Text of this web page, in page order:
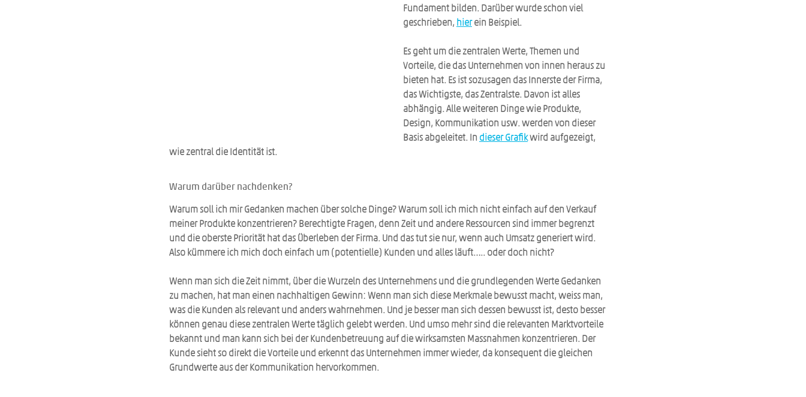
Fundament bilden. Darüber wurde schon viel
geschrieben, hier ein Beispiel.
Es geht um die zentralen Werte, Themen und
Vorteile, die das Unternehmen von innen heraus zu
bieten hat. Es ist sozusagen das Innerste der Firma,
das Wichtigste, das Zentralste. Davon ist alles
abhängig. Alle weiteren Dinge wie Produkte,
Design, Kommunikation usw. werden von dieser
Basis abgeleitet. In dieser Grafik wird aufgezeigt,
wie zentral die Identität ist.
Warum darüber nachdenken?
Warum soll ich mir Gedanken machen über solche Dinge? Warum soll ich mich nicht einfach auf den Verkauf
meiner Produkte konzentrieren? Berechtigte Fragen, denn Zeit und andere Ressourcen sind immer begrenzt
und die oberste Priorität hat das Überleben der Firma. Und das tut sie nur, wenn auch Umsatz generiert wird.
Also kümmere ich mich doch einfach um (potentielle) Kunden und alles läuft….. oder doch nicht?
Wenn man sich die Zeit nimmt, über die Wurzeln des Unternehmens und die grundlegenden Werte Gedanken
zu machen, hat man einen nachhaltigen Gewinn: Wenn man sich diese Merkmale bewusst macht, weiss man,
was die Kunden als relevant und anders wahrnehmen. Und je besser man sich dessen bewusst ist, desto besser
können genau diese zentralen Werte täglich gelebt werden. Und umso mehr sind die relevanten Marktvorteile
bekannt und man kann sich bei der Kundenbetreuung auf die wirksamsten Massnahmen konzentrieren. Der
Kunde sieht so direkt die Vorteile und erkennt das Unternehmen immer wieder, da konsequent die gleichen
Grundwerte aus der Kommunikation hervorkommen.